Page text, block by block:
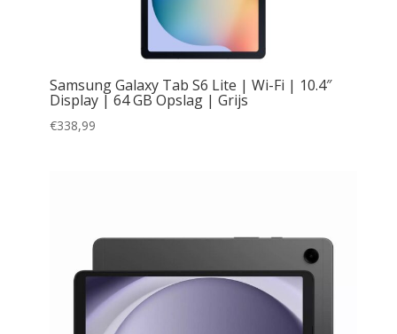
Samsung Galaxy Tab S6 Lite | Wi-Fi | 10.4″
Display | 64 GB Opslag | Grijs
€338,99